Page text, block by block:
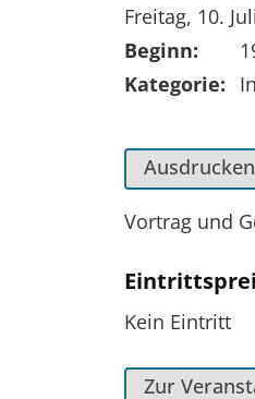
Tag der
Freitag, 10.
Beginn:
Kategorie:
Ausdrucken
Vortrag und
Kein Eintritt
Zur